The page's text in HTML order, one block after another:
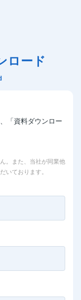
ロード
「資料ダウンロー
。また、当社が同業他
いております。